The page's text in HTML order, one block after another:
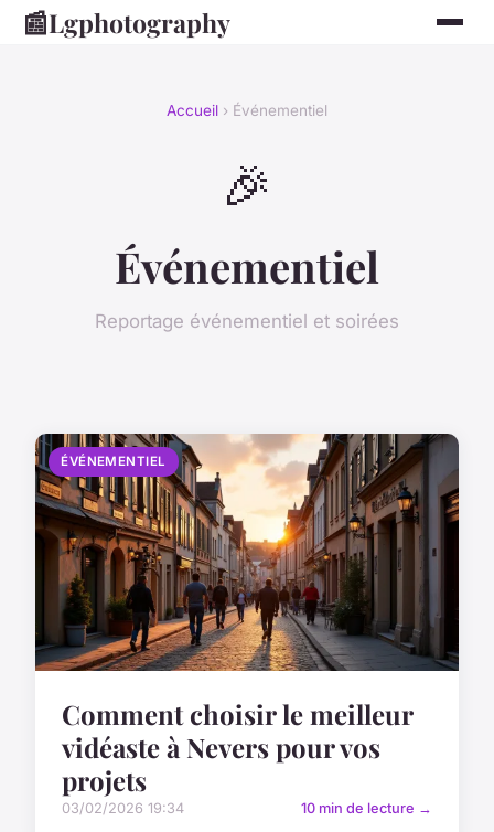
📰Lgphotography
Accueil › Événementiel
🎉
Événementiel
Reportage événementiel et soirées
ÉVÉNEMENTIEL
Comment choisir le meilleur
vidéaste à Nevers pour vos
projets
03/02/2026 19:34 10 min de lecture →